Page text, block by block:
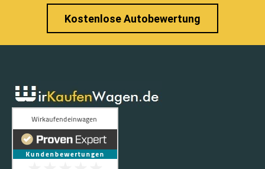
Kostenlose Autobewertung